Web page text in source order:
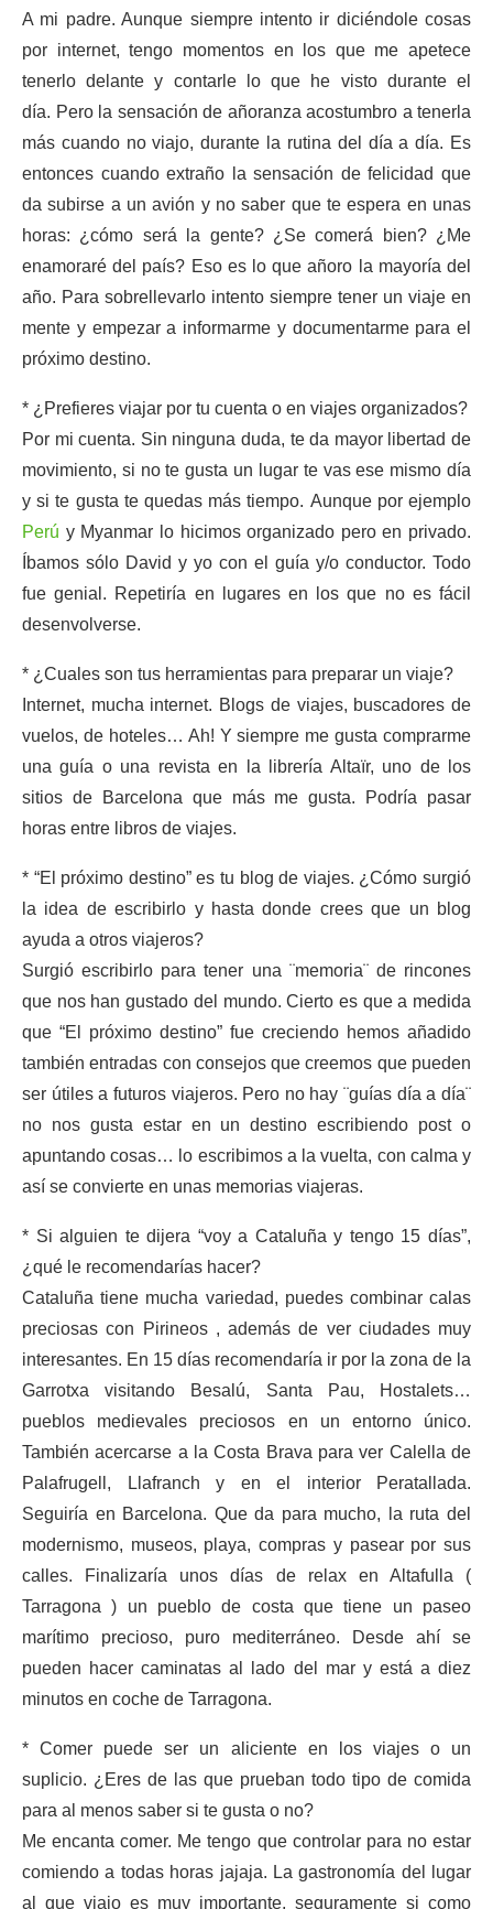
A mi padre. Aunque siempre intento ir diciéndole cosas
por internet, tengo momentos en los que me apetece
tenerlo delante y contarle lo que he visto durante el
día. Pero la sensación de añoranza acostumbro a tenerla
más cuando no viajo, durante la rutina del día a día. Es
entonces cuando extraño la sensación de felicidad que
da subirse a un avión y no saber que te espera en unas
horas: ¿cómo será la gente? ¿Se comerá bien? ¿Me
enamoraré del país? Eso es lo que añoro la mayoría del
año. Para sobrellevarlo intento siempre tener un viaje en
mente y empezar a informarme y documentarme para el
próximo destino.
* ¿Prefieres viajar por tu cuenta o en viajes organizados?
Por mi cuenta. Sin ninguna duda, te da mayor libertad de
movimiento, si no te gusta un lugar te vas ese mismo día
y si te gusta te quedas más tiempo. Aunque por ejemplo
Perú y Myanmar lo hicimos organizado pero en privado.
Íbamos sólo David y yo con el guía y/o conductor. Todo
fue genial. Repetiría en lugares en los que no es fácil
desenvolverse.
* ¿Cuales son tus herramientas para preparar un viaje?
Internet, mucha internet. Blogs de viajes, buscadores de
vuelos, de hoteles… Ah! Y siempre me gusta comprarme
una guía o una revista en la librería Altaïr, uno de los
sitios de Barcelona que más me gusta. Podría pasar
horas entre libros de viajes.
* “El próximo destino” es tu blog de viajes. ¿Cómo surgió
la idea de escribirlo y hasta donde crees que un blog
ayuda a otros viajeros?
Surgió escribirlo para tener una ¨memoria¨ de rincones
que nos han gustado del mundo. Cierto es que a medida
que “El próximo destino” fue creciendo hemos añadido
también entradas con consejos que creemos que pueden
ser útiles a futuros viajeros. Pero no hay ¨guías día a día¨
no nos gusta estar en un destino escribiendo post o
apuntando cosas… lo escribimos a la vuelta, con calma y
así se convierte en unas memorias viajeras.
* Si alguien te dijera “voy a Cataluña y tengo 15 días”,
¿qué le recomendarías hacer?
Cataluña tiene mucha variedad, puedes combinar calas
preciosas con Pirineos , además de ver ciudades muy
interesantes. En 15 días recomendaría ir por la zona de la
Garrotxa visitando Besalú, Santa Pau, Hostalets…
pueblos medievales preciosos en un entorno único.
También acercarse a la Costa Brava para ver Calella de
Palafrugell, Llafranch y en el interior Peratallada.
Seguiría en Barcelona. Que da para mucho, la ruta del
modernismo, museos, playa, compras y pasear por sus
calles. Finalizaría unos días de relax en Altafulla (
Tarragona ) un pueblo de costa que tiene un paseo
marítimo precioso, puro mediterráneo. Desde ahí se
pueden hacer caminatas al lado del mar y está a diez
minutos en coche de Tarragona.
* Comer puede ser un aliciente en los viajes o un
suplicio. ¿Eres de las que prueban todo tipo de comida
para al menos saber si te gusta o no?
Me encanta comer. Me tengo que controlar para no estar
comiendo a todas horas jajaja. La gastronomía del lugar
al que viajo es muy importante, seguramente si como